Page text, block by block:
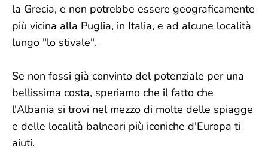
la Grecia, e non potrebbe essere geograficamente
più vicina alla Puglia, in Italia, e ad alcune località
lungo "lo stivale".
Se non fossi già convinto del potenziale per una
bellissima costa, speriamo che il fatto che
l'Albania si trovi nel mezzo di molte delle spiagge
e delle località balneari più iconiche d'Europa ti
aiuti.